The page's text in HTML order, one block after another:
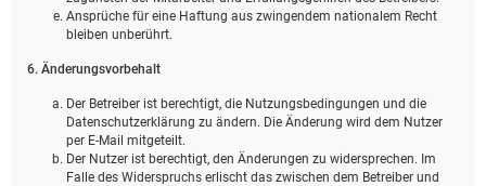
Ansprüche für eine Haftung aus zwingendem nationalem Recht
bleiben unberührt.
6. Änderungsvorbehalt
Der Betreiber ist berechtigt, die Nutzungsbedingungen und die
Datenschutzerklärung zu ändern. Die Änderung wird dem Nutzer
per E-Mail mitgeteilt.
Der Nutzer ist berechtigt, den Änderungen zu widersprechen. Im
Falle des Widerspruchs erlischt das zwischen dem Betreiber und